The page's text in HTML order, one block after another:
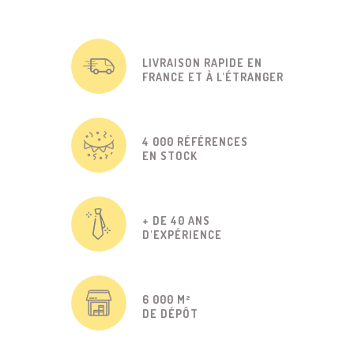
LIVRAISON RAPIDE EN
FRANCE ET À L'ÉTRANGER
4 000 RÉFÉRENCES
EN STOCK
+ DE 40 ANS
D'EXPÉRIENCE
6 000 M²
DE DÉPÔT